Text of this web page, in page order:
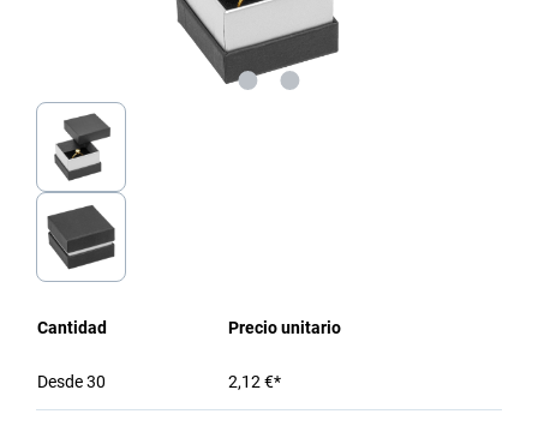
Cantidad Precio unitario
Desde30 2,12 €*